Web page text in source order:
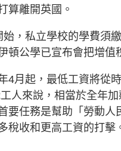
算離開英國。
，私立學校的學費須
頓公學已宣布會把增值
4月起，最低工資將從
人來說，相當於全年
要任務是幫助「勞動
稅收和更高工資的打擊